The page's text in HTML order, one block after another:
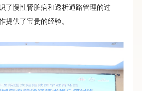
了慢性肾脏病和透析通路管理的过
供了宝贵的经验。